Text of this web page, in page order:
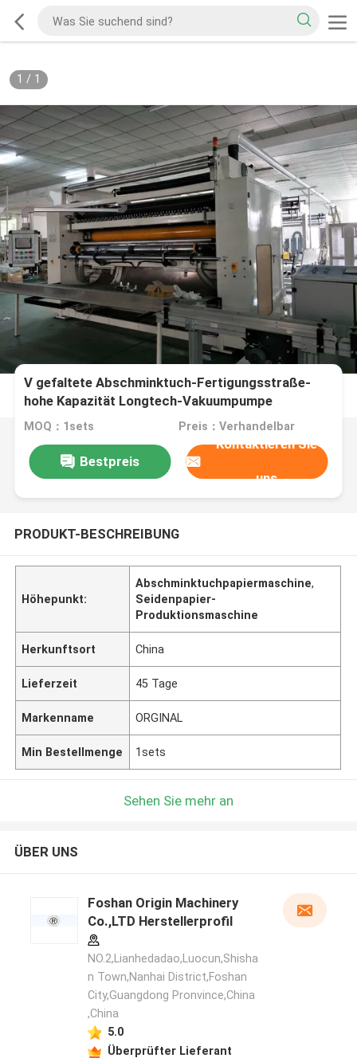
1 / 1
V gefaltete Abschminktuch-Fertigungsstraße-
hohe Kapazität Longtech-Vakuumpumpe
MOQ：1sets Preis：Verhandelbar
Bestpreis
Kontaktieren Sie
uns
PRODUKT-BESCHREIBUNG
Höhepunkt:
Abschminktuchpapiermaschine,
Seidenpapier-
Produktionsmaschine
Herkunftsort China
Lieferzeit 45 Tage
Markenname ORGINAL
Min Bestellmenge 1sets
Sehen Sie mehr an
ÜBER UNS
Foshan Origin Machinery
Co.,LTD Herstellerprofil
NO.2,Lianhedadao,Luocun,Shisha
n Town,Nanhai District,Foshan
City,Guangdong Pronvince,China
,China
5.0
Überprüfter Lieferant